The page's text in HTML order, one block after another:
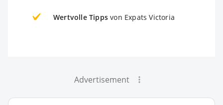
Wertvolle Tipps von Expats Victoria
Advertisement